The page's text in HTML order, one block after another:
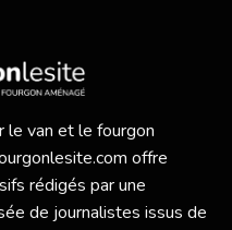
le van et le fourgon
offre
rédigés par une
de journalistes issus de